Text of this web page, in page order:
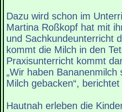
Dazu wird schon im
Martina Roßkopf hat mit
und Sachkundeunterricht
kommt die Milch in den
Praxisunterricht kommt
„Wir haben
Milch gebacken“,
Hautnah erleben die